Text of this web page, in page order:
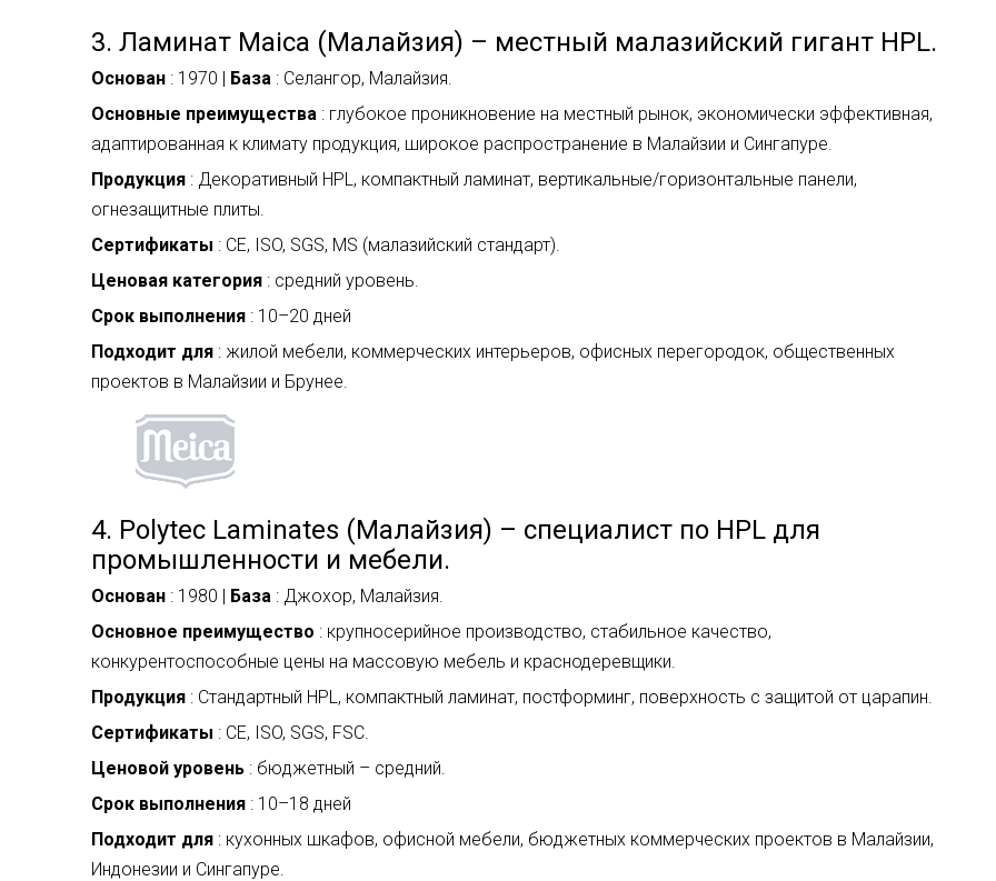
3. Ламинат Maica (Малайзия) – местный малазийский гигант HPL.
Основан : 1970 | База : Селангор, Малайзия.
Основные преимущества : глубокое проникновение на местный рынок, экономически эффективная,
адаптированная к климату продукция, широкое распространение в Малайзии и Сингапуре.
Продукция : Декоративный HPL, компактный ламинат, вертикальные/горизонтальные панели,
огнезащитные плиты.
Сертификаты : CE, ISO, SGS, MS (малазийский стандарт).
Ценовая категория : средний уровень.
Срок выполнения : 10–20 дней
Подходит для : жилой мебели, коммерческих интерьеров, офисных перегородок, общественных
проектов в Малайзии и Брунее.
4. Polytec Laminates (Малайзия) – специалист по HPL для
промышленности и мебели.
Основан : 1980 | База : Джохор, Малайзия.
Основное преимущество : крупносерийное производство, стабильное качество,
конкурентоспособные цены на массовую мебель и краснодеревщики.
Продукция : Стандартный HPL, компактный ламинат, постформинг, поверхность с защитой от царапин.
Сертификаты : CE, ISO, SGS, FSC.
Ценовой уровень : бюджетный – средний.
Срок выполнения : 10–18 дней
Подходит для : кухонных шкафов, офисной мебели, бюджетных коммерческих проектов в Малайзии,
Индонезии и Сингапуре.